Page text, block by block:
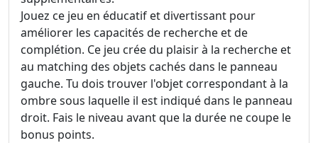
Jouez ce jeu en éducatif et divertissant pour
améliorer les capacités de recherche et de
complétion. Ce jeu crée du plaisir à la recherche et
au matching des objets cachés dans le panneau
gauche. Tu dois trouver l'objet correspondant à la
ombre sous laquelle il est indiqué dans le panneau
droit. Fais le niveau avant que la durée ne coupe le
bonus points.